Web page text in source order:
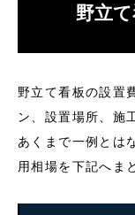
野立
野立て看板の設置
ン、設置場所、施
あくまで一例とは
用相場を下記へま